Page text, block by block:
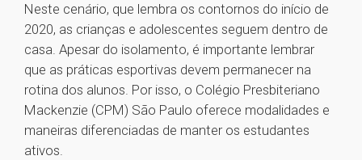
Neste cenário, que lembra os contornos do início de
2020, as crianças e adolescentes seguem dentro de
casa. Apesar do isolamento, é importante lembrar
que as práticas esportivas devem permanecer na
rotina dos alunos. Por isso, o Colégio Presbiteriano
Mackenzie (CPM) São Paulo oferece modalidades e
maneiras diferenciadas de manter os estudantes
ativos.